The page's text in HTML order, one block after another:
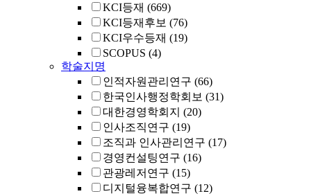
KCI등재 (669)
KCI등재후보 (76)
KCI우수등재 (19)
SCOPUS (4)
학술지명
인적자원관리연구 (66)
한국인사행정학회보 (31)
대한경영학회지 (20)
인사조직연구 (19)
조직과 인사관리연구 (17)
경영컨설팅연구 (16)
관광레저연구 (15)
디지털융복합연구 (12)